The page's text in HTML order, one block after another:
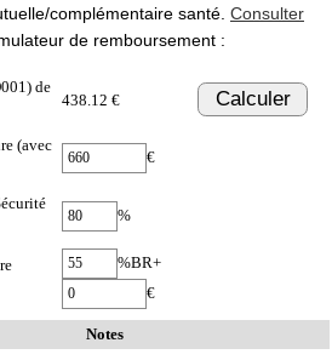
complémentaire santé. Consulter
de remboursement :
de
438.12 € Calculer
(avec
€
%
%BR+
€
Notes